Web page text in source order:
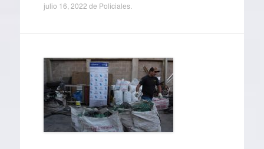
julio 16, 2022 de Policiales.